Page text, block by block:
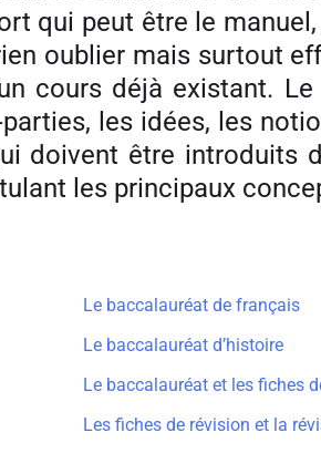
qui peut être le
oublier mais surtout
cours déjà existant.
les idées, les
doivent être
les principaux
Le baccalauréat de français
Le baccalauréat d’histoire
Le baccalauréat et les fiches
Les fiches de révision et la